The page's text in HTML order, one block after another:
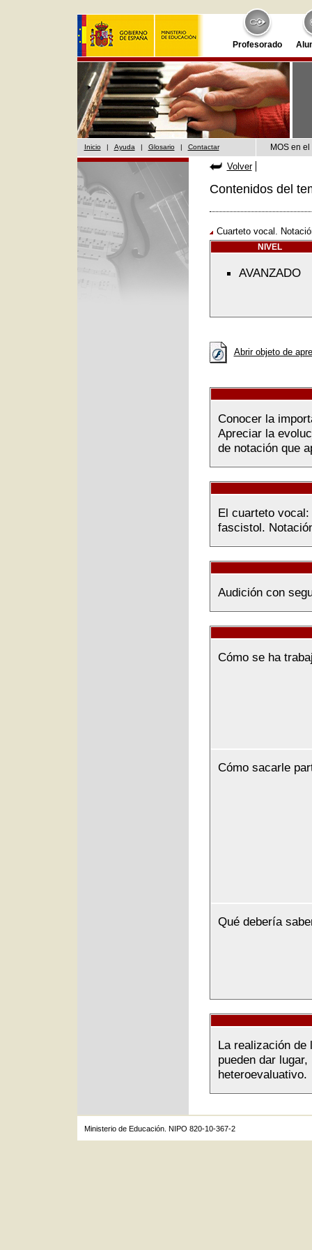
Profesorado
Inicio | Ayuda | Glosario | Contactar MOS en
Volver
Contenidos del
Cuarteto vocal.
NIVEL
AVANZADO
Abrir objeto de
Conocer la
Apreciar la
de notación que
El cuarteto
fascistol.
Audición con
Cómo se ha
Cómo sacarle
Qué debería
La realización de
pueden dar
heteroevaluativo.
Ministerio de Educación. NIPO 820-10-367-2